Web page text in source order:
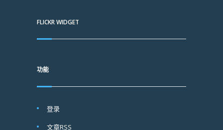
FLICKR WIDGET
功能
登录
文章RSS